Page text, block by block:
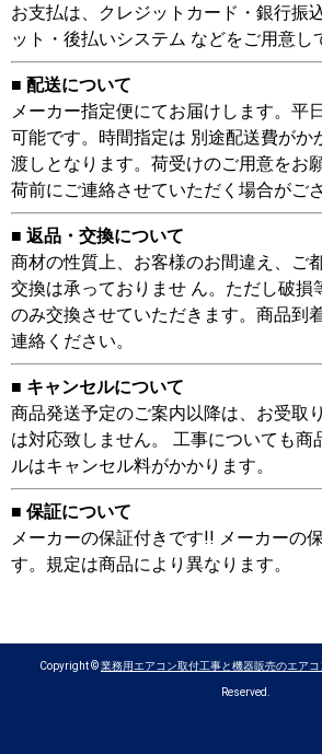
お支払は、クレジットカード・銀行振
ット・後払いシステム などをご用意し
■ 配送について
メーカー指定便にてお届けします。平
可能です。時間指定は 別途配送費がか
渡しとなります。荷受けのご用意をお
荷前にご連絡させていただく場合がご
■ 返品・交換について
商材の性質上、お客様のお間違え、ご
交換は承っておりませ ん。ただし破損
のみ交換させていただきます。商品到
連絡ください。
■ キャンセルについて
商品発送予定のご案内以降は、お受取
は対応致しません。 工事についても商
ルはキャンセル料がかかります。
■ 保証について
メーカーの保証付きです!! メーカーの
す。規定は商品により異なります。
Copyright ©業務用エアコン取付工事と機器販売のエアコ
Reserved.